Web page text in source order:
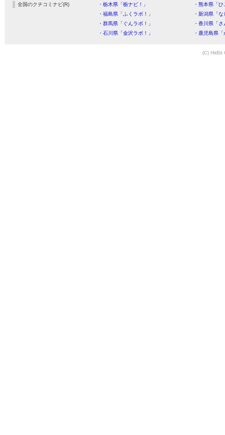
全国のクチコミナビ(R) ・栃木県「栃ナビ！」
・熊本県「
・福島県「ふくラボ！」
・新潟県「
・群馬県「ぐんラボ！」
・香川県「
・石川県「金沢ラボ！」
・鹿児島県
(C) HitBit